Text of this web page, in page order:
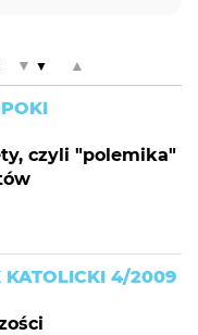
▼ ▲
czyli "polemika"
KATOLICKI 4/2009